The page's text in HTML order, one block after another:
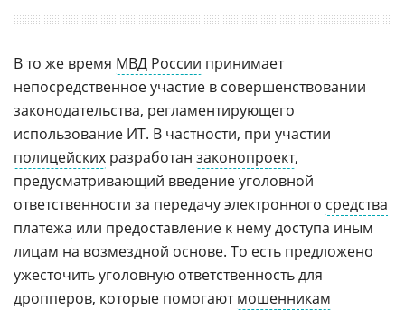
В то же время МВД России принимает
непосредственное участие в совершенствовании
законодательства, регламентирующего
использование ИТ. В частности, при участии
полицейских разработан законопроект,
предусматривающий введение уголовной
ответственности за передачу электронного средства
платежа или предоставление к нему доступа иным
лицам на возмездной основе. То есть предложено
ужесточить уголовную ответственность для
дропперов, которые помогаютмошенникам